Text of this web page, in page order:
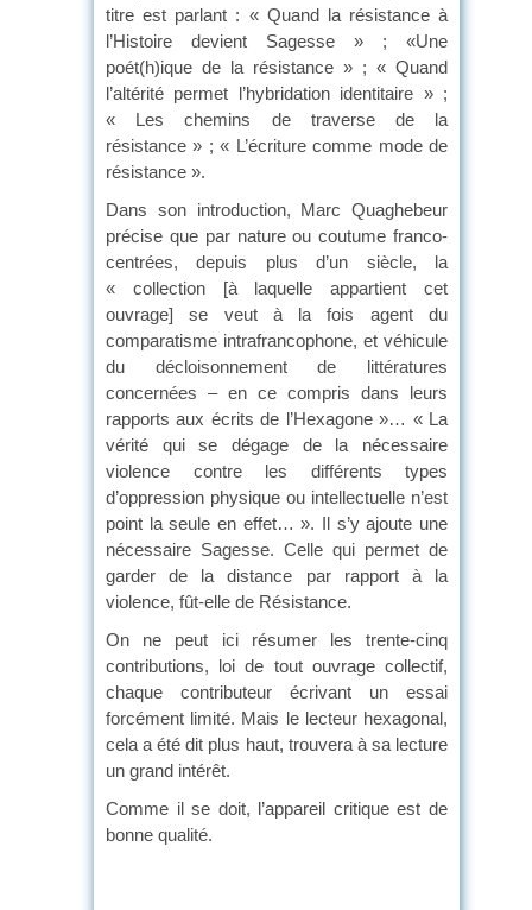
titre est parlant : « Quand la résistance à
l’Histoire devient Sagesse » ; «Une
poét(h)ique de la résistance » ; « Quand
l’altérité permet l’hybridation identitaire » ;
« Les chemins de traverse de la
résistance » ; « L’écriture comme mode de
résistance ».
Dans son introduction, Marc Quaghebeur
précise que par nature ou coutume franco-
centrées, depuis plus d’un siècle, la
« collection [à laquelle appartient cet
ouvrage] se veut à la fois agent du
comparatisme intrafrancophone, et véhicule
du décloisonnement de littératures
concernées – en ce compris dans leurs
rapports aux écrits de l’Hexagone »… « La
vérité qui se dégage de la nécessaire
violence contre les différents types
d’oppression physique ou intellectuelle n’est
point la seule en effet… ». Il s’y ajoute une
nécessaire Sagesse. Celle qui permet de
garder de la distance par rapport à la
violence, fût-elle de Résistance.
On ne peut ici résumer les trente-cinq
contributions, loi de tout ouvrage collectif,
chaque contributeur écrivant un essai
forcément limité. Mais le lecteur hexagonal,
cela a été dit plus haut, trouvera à sa lecture
un grand intérêt.
Comme il se doit, l’appareil critique est de
bonne qualité.